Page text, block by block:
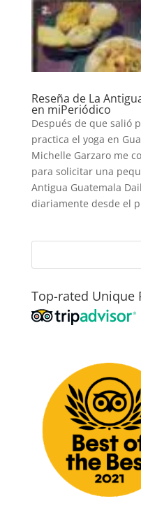
Reseña de La
en miPeriódico
Después de que salió
practica el yoga en
Michelle Garzaro me
para solicitar una
Antigua Guatemala
diariamente desde el
Top-rated Unique